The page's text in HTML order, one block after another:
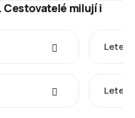
Cestovatelé milují i